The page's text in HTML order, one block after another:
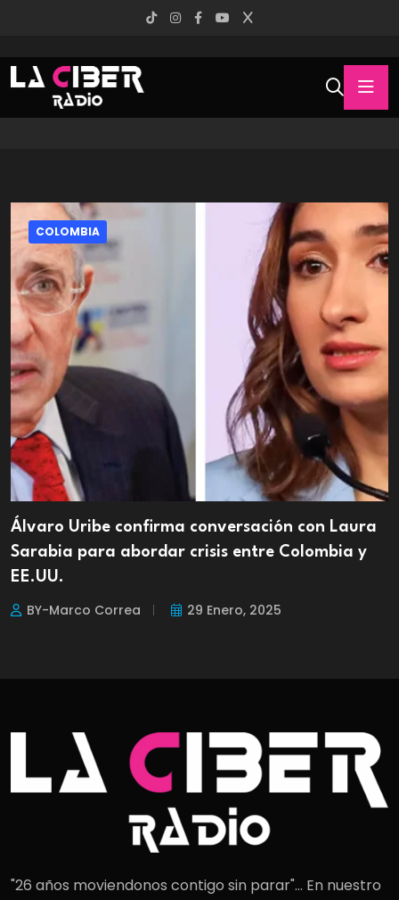
COLOMBIA
Álvaro Uribe confirma conversación con Laura
Sarabia para abordar crisis entre Colombia y
EE.UU.
BY-Marco Correa 29 Enero, 2025
"26 años moviendonos contigo sin parar"... En nuestro